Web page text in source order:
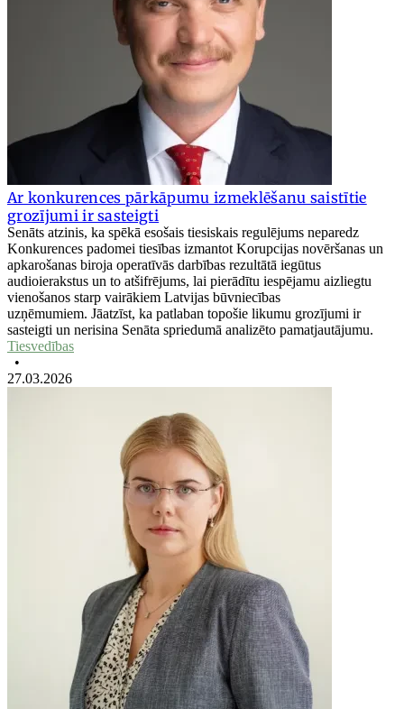
Ar konkurences pārkāpumu izmeklēšanu saistītie
grozījumi ir sasteigti
Senāts atzinis, ka spēkā esošais tiesiskais regulējums neparedz
Konkurences padomei tiesības izmantot Korupcijas novēršanas un
apkarošanas biroja operatīvās darbības rezultātā iegūtus
audioierakstus un to atšifrējums, lai pierādītu iespējamu aizliegtu
vienošanos starp vairākiem Latvijas būvniecības
uzņēmumiem. Jāatzīst, ka patlaban topošie likumu grozījumi ir
sasteigti un nerisina Senāta spriedumā analizēto pamatjautājumu.
Tiesvedības
•
27.03.2026